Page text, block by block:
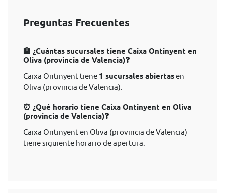
Preguntas Frecuentes
🏦 ¿Cuántas sucursales tiene Caixa Ontinyent en
Oliva (provincia de Valencia)❓
Caixa Ontinyent tiene 1 sucursales abiertasen
Oliva (provincia de Valencia).
⏰ ¿Qué horario tiene Caixa Ontinyent en Oliva
(provincia de Valencia)❓
Caixa Ontinyent en Oliva (provincia de Valencia)
tiene siguiente horario de apertura: